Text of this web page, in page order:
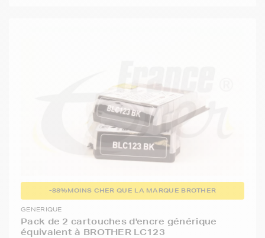
-88%MOINS CHER QUE LA MARQUE BROTHER
GENERIQUE
Pack de 2 cartouches d'encre générique
équivalent à BROTHER LC123